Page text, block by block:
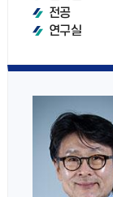
전공
연구실